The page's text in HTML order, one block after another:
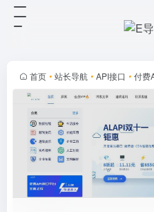
首页 • 站长导航 • API接口 • 付费
工商API、等相关的API接口服务。
免费API接口可安全、合规地连接上
下游，为数据API应...